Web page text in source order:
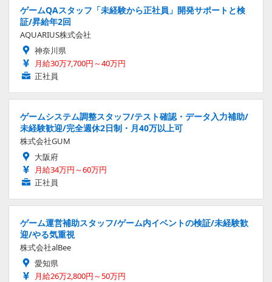
ゲームQAスタッフ「未経験から正社員」開発サポートと検
証/昇給年2回
AQUARIUS株式会社
神奈川県
月給30万7,700円～40万円
正社員
ゲームシステム調整スタッフ/テスト確認・データ入力補助/
未経験歓迎/完全週休2日制・月40万以上可
株式会社GUM
大阪府
月給34万円～60万円
正社員
ゲーム運営補助スタッフ/ゲーム内イベントの検証/未経験歓
迎/やる気重視
株式会社alBee
愛知県
月給26万2,800円～50万円